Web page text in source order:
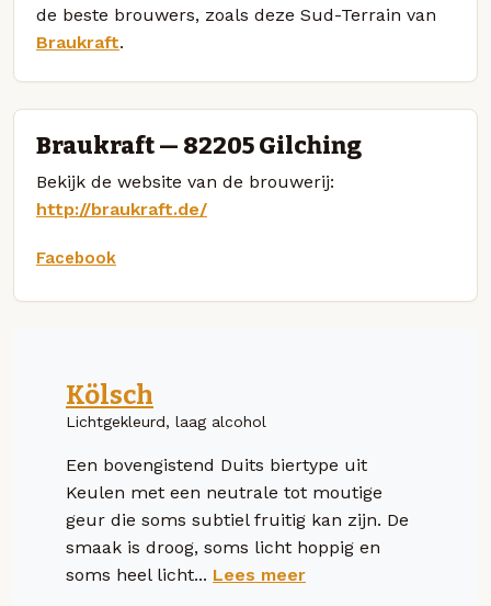
de beste brouwers, zoals deze Sud-Terrain van
Braukraft.
Braukraft — 82205 Gilching
Bekijk de website van de brouwerij:
http://braukraft.de/
Facebook
Kölsch
Lichtgekleurd, laag alcohol
Een bovengistend Duits biertype uit
Keulen met een neutrale tot moutige
geur die soms subtiel fruitig kan zijn. De
smaak is droog, soms licht hoppig en
soms heel licht... Lees meer